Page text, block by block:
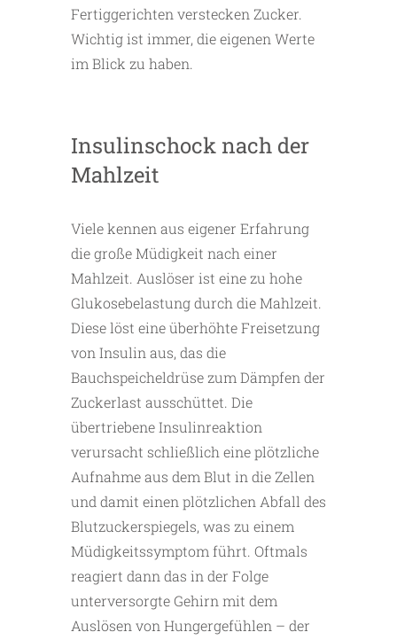
Fertiggerichten verstecken Zucker.
Wichtig ist immer, die eigenen Werte
im Blick zu haben.
Insulinschock nach der
Mahlzeit
Viele kennen aus eigener Erfahrung
die große Müdigkeit nach einer
Mahlzeit. Auslöser ist eine zu hohe
Glukosebelastung durch die Mahlzeit.
Diese löst eine überhöhte Freisetzung
von Insulin aus, das die
Bauchspeicheldrüse zum Dämpfen der
Zuckerlast ausschüttet. Die
übertriebene Insulinreaktion
verursacht schließlich eine plötzliche
Aufnahme aus dem Blut in die Zellen
und damit einen plötzlichen Abfall des
Blutzuckerspiegels, was zu einem
Müdigkeitssymptom führt. Oftmals
reagiert dann das in der Folge
unterversorgte Gehirn mit dem
Auslösen von Hungergefühlen – der